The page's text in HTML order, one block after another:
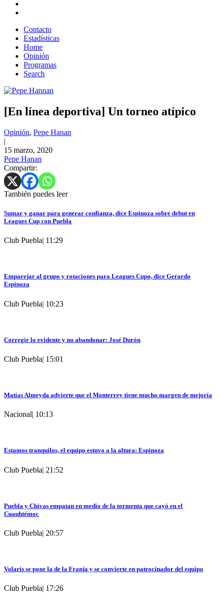
Contacto
Estadísticas
Home
Opinión
Programas
Search
[En línea deportiva] Un torneo atípico
Opinión, Pepe Hanan
|
15 marzo, 2020
Pepe Hanan
Compartir:
También puedes leer
Sumar y ganar para generar confianza, dice Espinoza sobre debut en
Leagues Cup con Puebla
Club Puebla| 11:29
Emparejar al grupo y rotaciones para Leagues Cupo, dice Gerardo
Espinoza
Club Puebla| 10:23
Corregir lo evidente y no abandonar: José Durón
Club Puebla| 15:01
Matías Almeyda advierte que el Monterrey tiene mucho margen de mejoría
Nacional| 10:13
Estamos tranquilos, el equipo estuvo a la altura: Espinoza
Club Puebla| 21:52
Puebla y Chivas empatan en medio de la tormenta que cayó en el
Cuauhtémoc
Club Puebla| 20:57
Volaris se pone la de la Franja y se convierte en patrocinador del equipo
Club Puebla| 17:26